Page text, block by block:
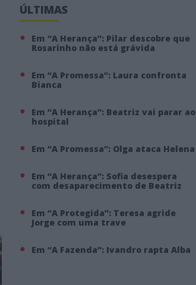
ÚLTIMAS
Em “A Herança”: Pilar descobre que
Rosarinho não está grávida
Em “A Promessa”: Laura confronta
Bianca
Em “A Herança”: Beatriz vai parar ao
hospital
Em “A Promessa”: Olga ataca Helena
Em “A Herança”: Sofia desespera
com desaparecimento de Beatriz
Em “A Protegida”: Teresa agride
Jorge com uma trave
Em “A Fazenda”: Ivandro rapta Alba